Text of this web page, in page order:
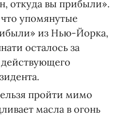
откуда вы прибыли».
упомянутые
из Нью-Йорка,
осталось за
пройти мимо
масла в огонь